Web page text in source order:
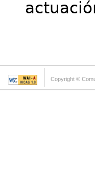
Copyright ©